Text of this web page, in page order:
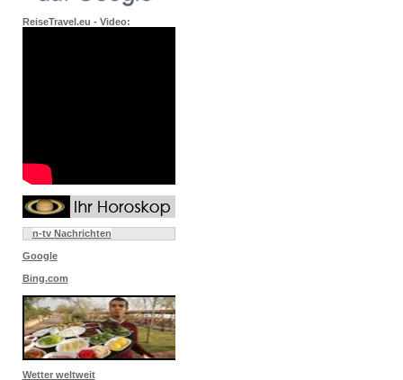
ReiseTravel.eu - Video:
n-tv Nachrichten
Google
Bing.com
Wetter weltweit